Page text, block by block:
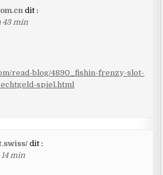
dit :
43 min
read-blog/4890_fishin-frenzy-slot-
spiel.html
dit :
14 min